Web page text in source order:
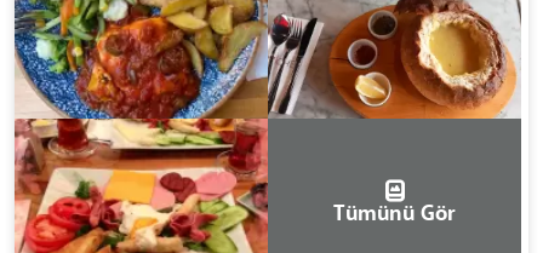
Tümünü Gör